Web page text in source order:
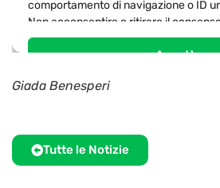
Giada Benesperi
Tutte le Notizie